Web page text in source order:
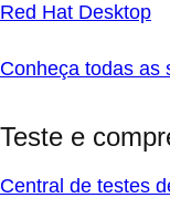
Red Hat Desktop
Conheça todas as
Teste e
Central de testes